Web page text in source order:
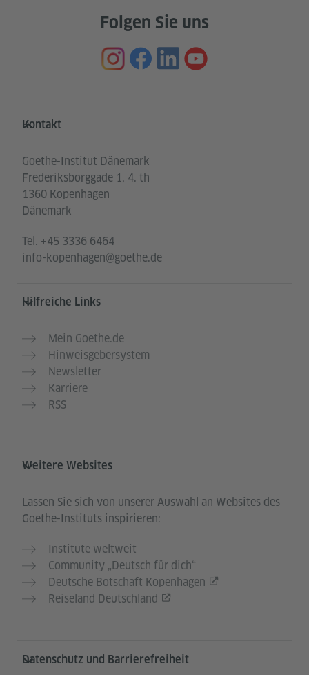
Folgen Sie uns
Service- und Informationsbereich
Kontakt
Goethe-Institut Dänemark
Frederiksborggade 1, 4. th
1360 Kopenhagen
Dänemark
Tel. +45 3336 6464
info-kopenhagen@goethe.de
Hilfreiche Links
Mein Goethe.de
Hinweisgebersystem
Newsletter
Karriere
RSS
Weitere Websites
Lassen Sie sich von unserer Auswahl an Websites des
Goethe-Instituts inspirieren:
Institute weltweit
Community „Deutsch für dich“
Deutsche Botschaft Kopenhagen
Reiseland Deutschland
Datenschutz und Barrierefreiheit